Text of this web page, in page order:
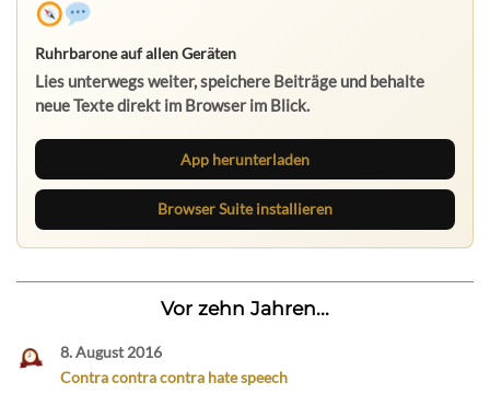
Ruhrbarone auf allen Geräten
Lies unterwegs weiter, speichere Beiträge und behalte
neue Texte direkt im Browser im Blick.
App herunterladen
Browser Suite installieren
Vor zehn Jahren...
8. August 2016
Contra contra contra hate speech